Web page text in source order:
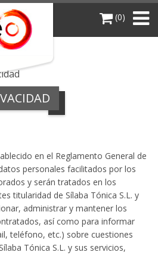
(0)
en el Reglamento General de
personales facilitados por los
y serán tratados en los
titularidad de Sílaba Tónica S.L. y
administrar y mantener los
así como para informar
teléfono, etc.) sobre cuestiones
Tónica S.L. y sus servicios,